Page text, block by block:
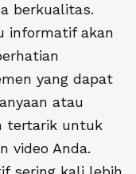
berkualitas.
informatif akan
yang dapat
atau
tertarik untuk
video Anda.